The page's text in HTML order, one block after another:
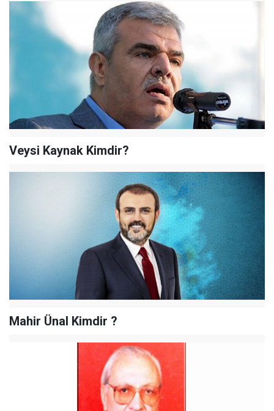
Veysi Kaynak Kimdir?
Mahir Ünal Kimdir ?